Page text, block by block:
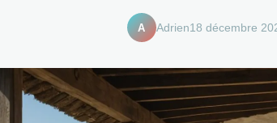
A Adrien18 décembre